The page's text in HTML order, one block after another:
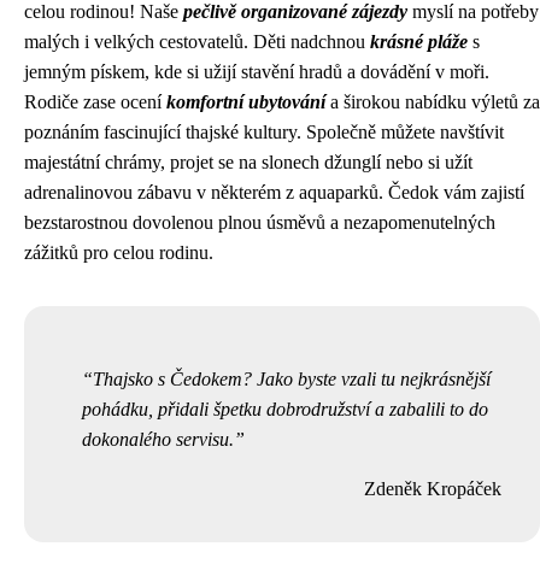
celou rodinou! Naše pečlivě organizované zájezdy myslí na potřeby
malých i velkých cestovatelů. Děti nadchnou krásné pláže s
jemným pískem, kde si užijí stavění hradů a dovádění v moři.
Rodiče zase oceníkomfortní ubytovánía širokou nabídku výletů za
poznáním fascinující thajské kultury. Společně můžete navštívit
majestátní chrámy, projet se na slonech džunglí nebo si užít
adrenalinovou zábavu v některém z aquaparků. Čedok vám zajistí
bezstarostnou dovolenou plnou úsměvů a nezapomenutelných
zážitků pro celou rodinu.
Thajsko s Čedokem? Jako byste vzali tu nejkrásnější
pohádku, přidali špetku dobrodružství a zabalili to do
dokonalého servisu.
Zdeněk Kropáček